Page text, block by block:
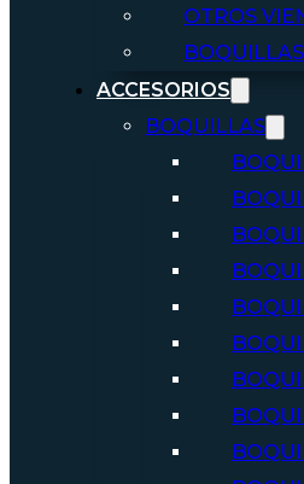
OTROS
BOQUILLAS
ACCESORIOS
BOQUILLAS